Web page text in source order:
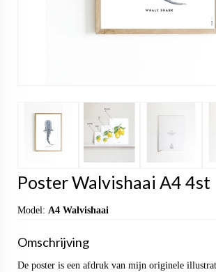
Poster Walvishaai A4 4st
Model: A4 Walvishaai
Omschrijving
De poster is een afdruk van mijn originele